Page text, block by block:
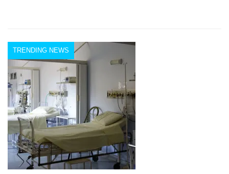
TRENDING NEWS